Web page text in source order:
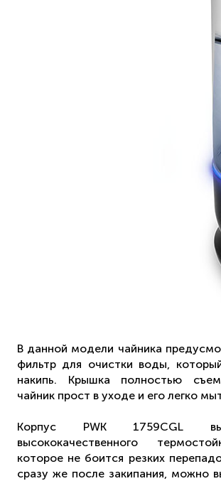
В данной модели чайника
фильтр для очистки воды,
накипь. Крышка полностью
чайник прост в уходе и его легко
Корпус PWK 1759CGL
высококачественного
которое не боится резких
сразу же после закипания, можно